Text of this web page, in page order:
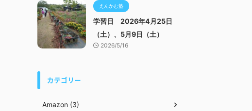
えんかむ塾
学習日 2026年4月25日
（土）、5月9日（土）
2026/5/16
カテゴリー
Amazon (3)